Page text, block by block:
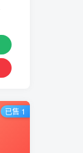
已售 1